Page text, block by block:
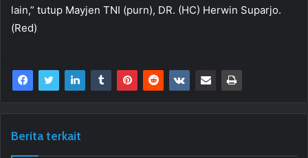
lain,” tutup Mayjen TNI (purn), DR. (HC) Herwin Suparjo.
(Red)
Berita terkait